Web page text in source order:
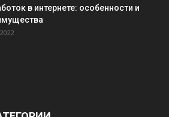
в интернете: особенности и